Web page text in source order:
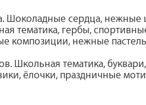
Шоколадные сердца, нежные
тематика, гербы,
композиции, нежные
Школьная тематика,
ёлочки, праздничные